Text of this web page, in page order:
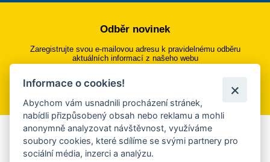
Odběr novinek
Zaregistrujte svou e-mailovou adresu k pravidelnému odběru
aktuálních informací z našeho webu
Přihlásit se k odběru
Aplikace Mobilní rozhlas
Chcete dostávat do svého mobilu či mailu upozornění na
Informace o cookies!
Abychom vám usnadnili procházení stránek,
nabídli přizpůsobený obsah nebo reklamu a mohli
anonymně analyzovat návštěvnost, využíváme
soubory cookies, které sdílíme se svými partnery pro
sociální média, inzerci a analýzu.